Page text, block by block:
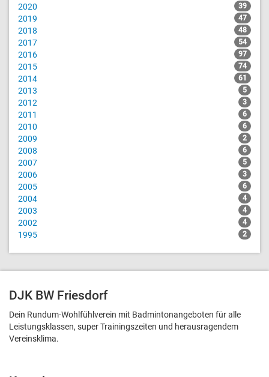
2020 39
2019 47
2018 48
2017 54
2016 97
2015 74
2014 61
2013 5
2012 3
2011 6
2010 6
2009 2
2008 6
2007 5
2006 3
2005 6
2004 4
2003 4
2002 4
1995 2
DJK BW Friesdorf
Dein Rundum-Wohlfühlverein mit Badmintonangeboten für alle
Leistungsklassen, super Trainingszeiten und heraus­ragendem
Vereinsklima.